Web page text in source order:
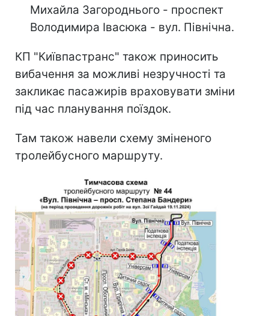
Михайла Загороднього - проспект
Володимира Івасюка - вул. Північна.
КП "Київпастранс" також приносить
вибачення за можливі незручності та
закликає пасажирів враховувати зміни
під час планування поїздок.
Там також навели схему зміненого
тролейбусного маршруту.